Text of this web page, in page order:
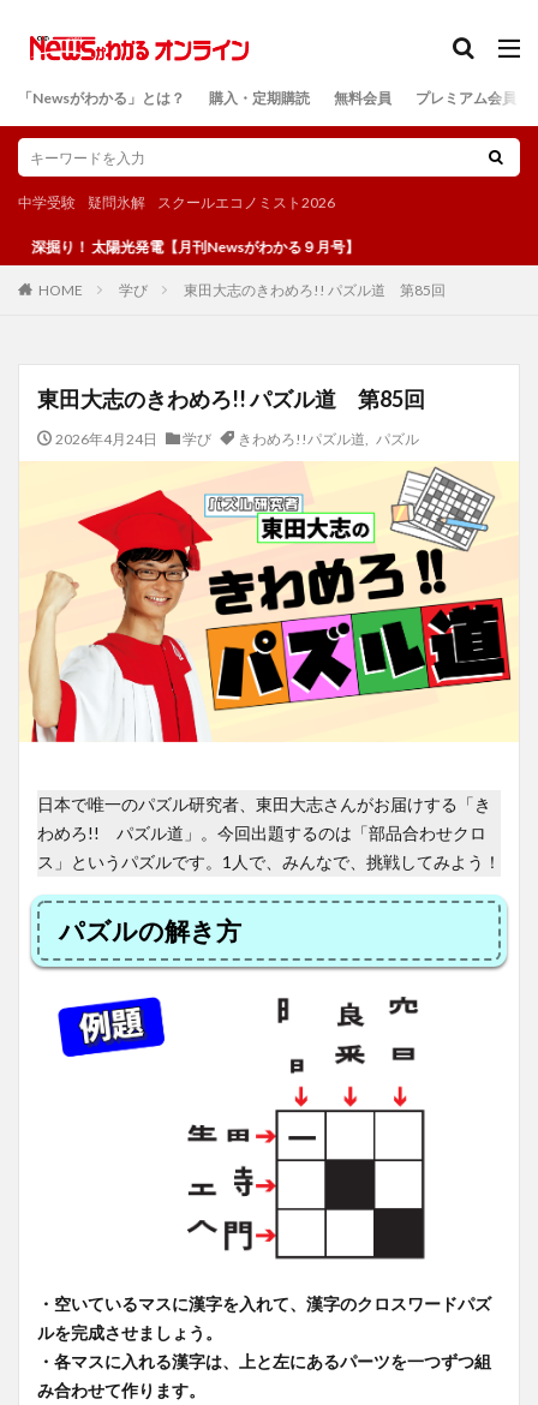
「Newsがわかる」とは？ 購入・定期購読 無料会員 プレミアム会員
中学受験 疑問氷解 スクールエコノミスト2026
！ 太陽光発電【月刊Newsがわかる９月号】
HOME 学び 東田大志のきわめろ!! パズル道 第85回
東田大志のきわめろ!! パズル道 第85回
2026年4月24日 学び きわめろ!!パズル道 パズル
日本で唯一のパズル研究者、東田大志さんがお届けする「き
わめろ!! パズル道」。今回出題するのは「部品合わせクロ
ス」というパズルです。1人で、みんなで、挑戦してみよう！
パズルの解き方
・空いているマスに漢字を入れて、漢字のクロスワードパズ
ルを完成させましょう。
・各マスに入れる漢字は、上と左にあるパーツを一つずつ組
み合わせて作ります。
検索